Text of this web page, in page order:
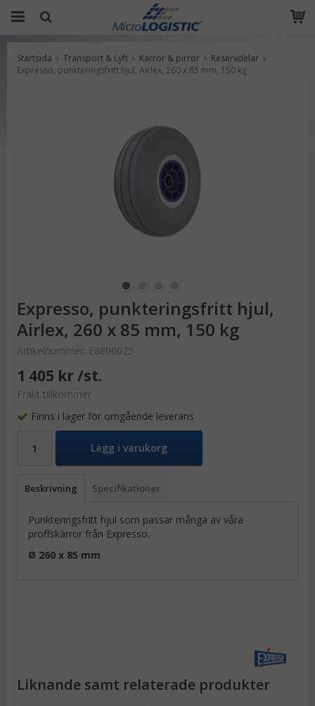
Produkten har blivit tillagd i varukorgen
Startsida Transport & Lyft Kärror & pirror
Reservdelar
Expresso, punkteringsfritt hjul, Airlex, 260 x 85 mm, 150 kg
Expresso, punkteringsfritt hjul,
Airlex, 260 x 85 mm, 150 kg
Artikelnummer: E8800025
1 405 kr/st.
Frakt tillkommer
Finns i lager för omgående leverans
Lägg i varukorg
Beskrivning Specifikationer
Punkteringsfritt hjul som passar många av våra
proffskärror från Expresso.
Ø 260 x 85 mm
Liknande samt relaterade produkter